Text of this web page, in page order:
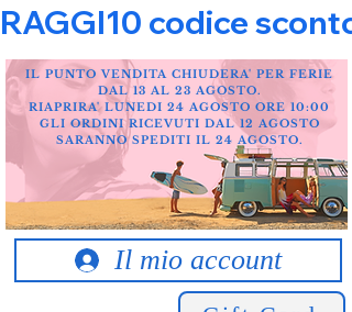
RAGGI10 codice
Il mio account
IL PUNTO VENDITA CHIUDERA' PER FERIE
DAL 13 AL 23 AGOSTO.
RIAPRIRA' LUNEDI 24 AGOSTO ORE 10:00
GLI ORDINI RICEVUTI DAL 12 AGOSTO
SARANNO SPEDITI IL 24 AGOSTO.